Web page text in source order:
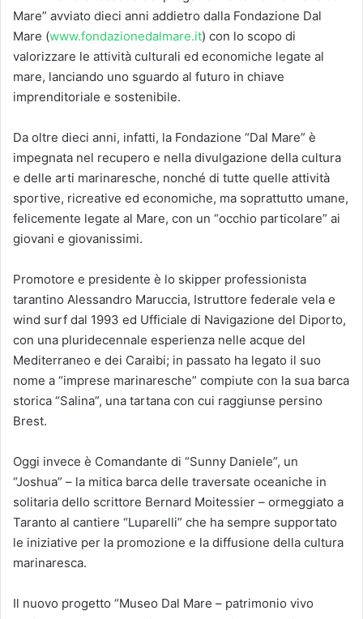
Mare” avviato dieci anni addietro dalla Fondazione Dal
Mare (www.fondazionedalmare.it) con lo scopo di
valorizzare le attività culturali ed economiche legate al
mare, lanciando uno sguardo al futuro in chiave
imprenditoriale e sostenibile.
Da oltre dieci anni, infatti, la Fondazione “Dal Mare” è
impegnata nel recupero e nella divulgazione della cultura
e delle arti marinaresche, nonché di tutte quelle attività
sportive, ricreative ed economiche, ma soprattutto umane,
felicemente legate al Mare, con un “occhio particolare” ai
giovani e giovanissimi.
Promotore e presidente è lo skipper professionista
tarantino Alessandro Maruccia, Istruttore federale vela e
wind surf dal 1993 ed Ufficiale di Navigazione del Diporto,
con una pluridecennale esperienza nelle acque del
Mediterraneo e dei Caraibi; in passato ha legato il suo
nome a “imprese marinaresche” compiute con la sua barca
storica “Salina”, una tartana con cui raggiunse persino
Brest.
Oggi invece è Comandante di “Sunny Daniele”, un
“Joshua” – la mitica barca delle traversate oceaniche in
solitaria dello scrittore Bernard Moitessier – ormeggiato a
Taranto al cantiere “Luparelli” che ha sempre supportato
le iniziative per la promozione e la diffusione della cultura
marinaresca.
Il nuovo progetto “Museo Dal Mare – patrimonio vivo